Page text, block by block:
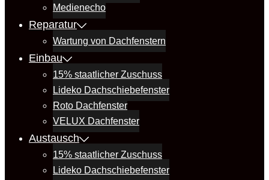
Medienecho
Reparatur
Wartung von Dachfenstern
Einbau
15% staatlicher Zuschuss
Lideko Dachschiebefenster
Roto Dachfenster
VELUX Dachfenster
Austausch
15% staatlicher Zuschuss
Lideko Dachschiebefenster